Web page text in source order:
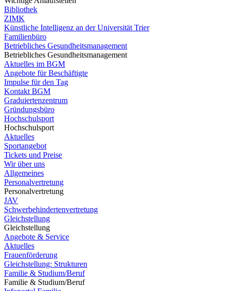
Bibliothek
ZIMK
Künstliche Intelligenz an der Universität Trier
Familienbüro
Betriebliches Gesundheitsmanagement
Betriebliches Gesundheitsmanagement
Aktuelles im BGM
Angebote für Beschäftigte
Impulse für den Tag
Kontakt BGM
Graduiertenzentrum
Gründungsbüro
Hochschulsport
Hochschulsport
Aktuelles
Sportangebot
Tickets und Preise
Wir über uns
Allgemeines
Personalvertretung
Personalvertretung
JAV
Schwerbehindertenvertretung
Gleichstellung
Gleichstellung
Angebote & Service
Aktuelles
Frauenförderung
Gleichstellung: Strukturen
Familie & Studium/Beruf
Familie & Studium/Beruf